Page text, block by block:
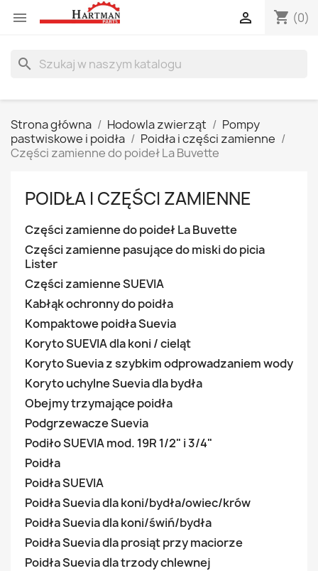
 shopping_cart (0)

search
Strona główna Hodowla zwierząt
Pompy
pastwiskowe i poidła
Poidła i części zamienne
Części zamienne do poideł La Buvette
POIDŁA I CZĘŚCI ZAMIENNE
Części zamienne do poideł La Buvette
Części zamienne pasujące do miski do picia
Lister
Części zamienne SUEVIA
Kabłąk ochronny do poidła
Kompaktowe poidła Suevia
Koryto SUEVIA dla koni / cieląt
Koryto Suevia z szybkim odprowadzaniem wody
Koryto uchylne Suevia dla bydła
Obejmy trzymające poidła
Podgrzewacze Suevia
Podiło SUEVIA mod. 19R 1/2" i 3/4"
Poidła
Poidła SUEVIA
Poidła Suevia dla koni/bydła/owiec/krów
Poidła Suevia dla koni/świń/bydła
Poidła Suevia dla prosiąt przy maciorze
Poidła Suevia dla trzody chlewnej